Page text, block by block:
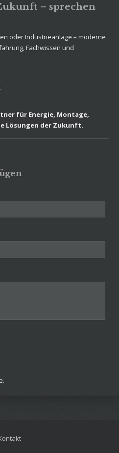
– sprechen
oder Industrieanlage – moderne
Fachwissen und
für Energie, Montage,
Lösungen der Zukunft.